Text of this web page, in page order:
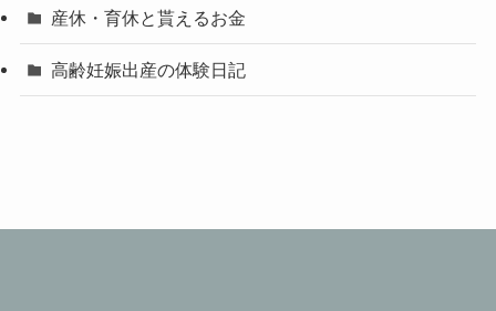
産休・育休と貰えるお金
高齢妊娠出産の体験日記